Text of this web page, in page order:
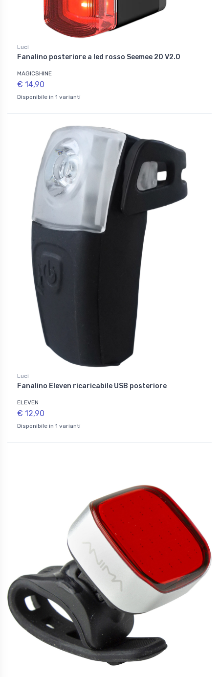
Luci
Fanalino posteriore a led rosso Seemee 20 V2.0
MAGICSHINE
€ 14,90
Disponibile in 1 varianti
Luci
Fanalino Eleven ricaricabile USB posteriore
ELEVEN
€ 12,90
Disponibile in 1 varianti